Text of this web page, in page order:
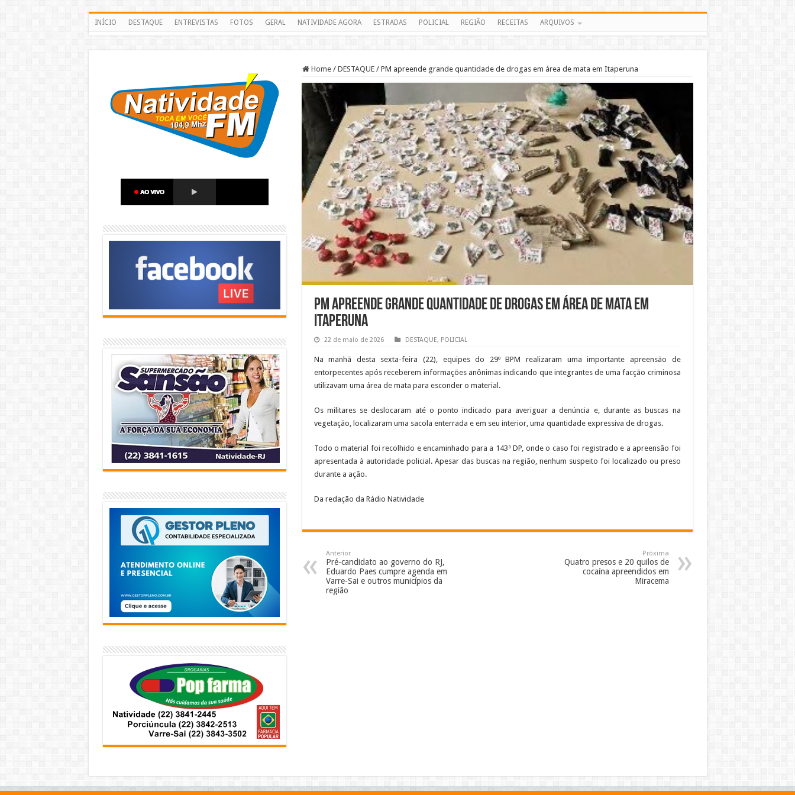
INÍCIO DESTAQUE ENTREVISTAS FOTOS GERAL NATIVIDADE AGORA ESTRADAS POLICIAL REGIÃO RECEITAS ARQUIVOS
Home / DESTAQUE / PM apreende grande quantidade de drogas em área de mata em Itaperuna
PM apreende grande quantidade de drogas em área de mata em
Itaperuna
22 de maio de 2026 DESTAQUE, POLICIAL
Na manhã desta sexta-feira (22), equipes do 29º BPM realizaram uma importante apreensão de
entorpecentes após receberem informações anônimas indicando que integrantes de uma facção criminosa
utilizavam uma área de mata para esconder o material.
Os militares se deslocaram até o ponto indicado para averiguar a denúncia e, durante as buscas na
vegetação, localizaram uma sacola enterrada e em seu interior, uma quantidade expressiva de drogas.
Todo o material foi recolhido e encaminhado para a 143ª DP, onde o caso foi registrado e a apreensão foi
apresentada à autoridade policial. Apesar das buscas na região, nenhum suspeito foi localizado ou preso
durante a ação.
Da redação da Rádio Natividade
Anterior
Pré-candidato ao governo do RJ,
Eduardo Paes cumpre agenda em
Varre-Sai e outros municípios da
região
Próxima
Quatro presos e 20 quilos de
cocaína apreendidos em
Miracema